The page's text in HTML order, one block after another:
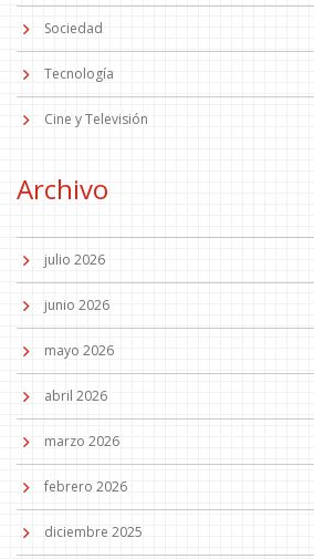
Sociedad
Tecnología
Cine y Televisión
Archivo
julio 2026
junio 2026
mayo 2026
abril 2026
marzo 2026
febrero 2026
diciembre 2025